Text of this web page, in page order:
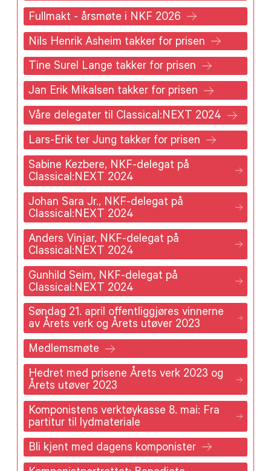
Fullmakt - årsmøte i NKF 2026
Nils Henrik Asheim takker for prisen
Tine Surel Lange takker for prisen
Jan Erik Mikalsen takker for prisen
Våre delegater til Classical:NEXT 2024
Lars-Erik ter Jung takker for prisen
Sabine Kezbere, NKF-delegat på
Classical:NEXT 2024
Johan Sara Jr., NKF-delegat på
Classical:NEXT 2024
Anders Vinjar, NKF-delegat på
Classical:NEXT 2024
Gunhild Seim, NKF-delegat på
Classical:NEXT 2024
Søndag 21. april offentliggjøres vinnerne
av Årets verk og Årets utøver 2023
Medlemsmøte
Hedret med prisene Årets verk 2023 og
Årets utøver 2023
Komponistens verktøykasse 8. mai: Fra
partitur til lydmateriale
Bli kjent med dagens komponister